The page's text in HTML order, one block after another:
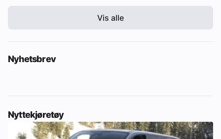
Vis alle
Nyhetsbrev
Nyttekjøretøy